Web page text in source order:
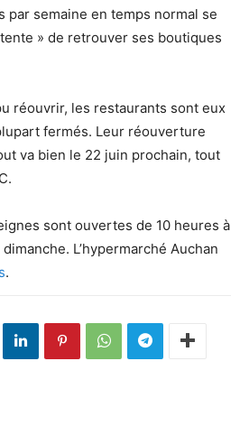
par semaine en temps normal se
» de retrouver ses boutiques
réouvrir, les restaurants sont eux
fermés. Leur réouverture
va bien le 22 juin prochain, tout
sont ouvertes de 10 heures à
L’hypermarché Auchan
.